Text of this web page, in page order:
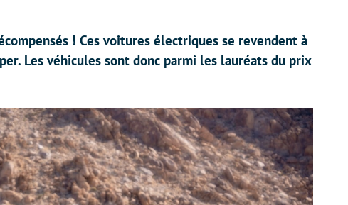
! Ces voitures électriques se revendent à
Les véhicules sont donc parmi les lauréats du prix